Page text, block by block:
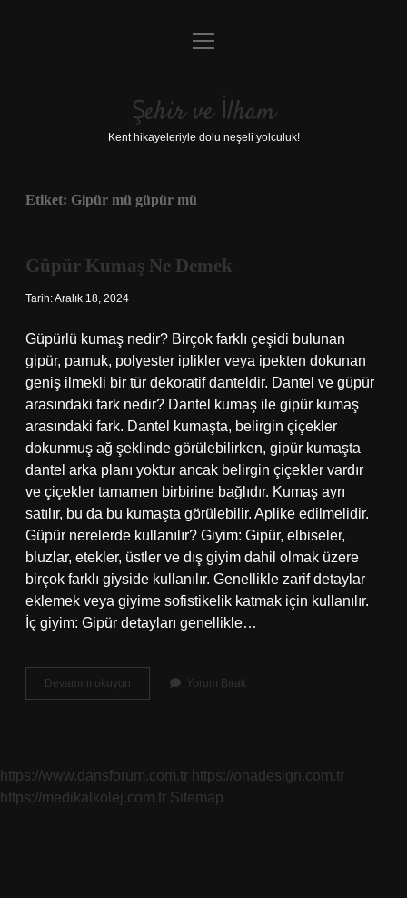
Anasayfa
Yasal Uyarı
menüyü
Şehir ve İlham
Kent hikayeleriyle dolu neşeli yolculuk!
Etiket: Gipür mü güpür mü
Güpür Kumaş Ne Demek
Tarih: Aralık 18, 2024
Güpürlü kumaş nedir? Birçok farklı çeşidi bulunan
gipür, pamuk, polyester iplikler veya ipekten dokunan
geniş ilmekli bir tür dekoratif danteldir. Dantel ve güpür
arasındaki fark nedir? Dantel kumaş ile gipür kumaş
arasındaki fark. Dantel kumaşta, belirgin çiçekler
dokunmuş ağ şeklinde görülebilirken, gipür kumaşta
dantel arka planı yoktur ancak belirgin çiçekler vardır
ve çiçekler tamamen birbirine bağlıdır. Kumaş ayrı
satılır, bu da bu kumaşta görülebilir. Aplike edilmelidir.
Güpür nerelerde kullanılır? Giyim: Gipür, elbiseler,
bluzlar, etekler, üstler ve dış giyim dahil olmak üzere
birçok farklı giyside kullanılır. Genellikle zarif detaylar
eklemek veya giyime sofistikelik katmak için kullanılır.
İç giyim: Gipür detayları genellikle…
Devamını okuyun
Kumaş
Yorum Bırak
https://www.dansforum.com.tr https://onadesign.com.tr
https://medikalkolej.com.tr Sitemap